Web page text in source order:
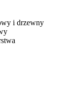
i drzewny